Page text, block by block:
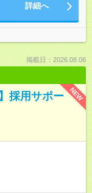
詳細へ
掲載日：2026.08.06
NEW
採用サポー